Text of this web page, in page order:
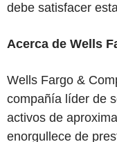
debe satisfacer
Acerca de Wells
Wells Fargo &
compañía líder de
activos de
enorgullece de